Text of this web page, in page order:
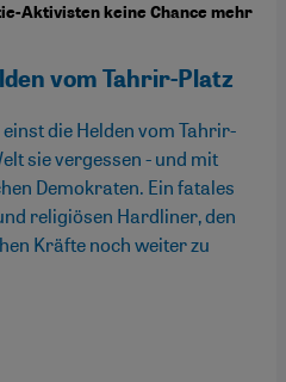
Aktivisten keine Chance mehr
vom Tahrir-Platz
die Helden vom Tahrir-
sie vergessen - und mit
Demokraten. Ein fatales
religiösen Hardliner, den
Kräfte noch weiter zu